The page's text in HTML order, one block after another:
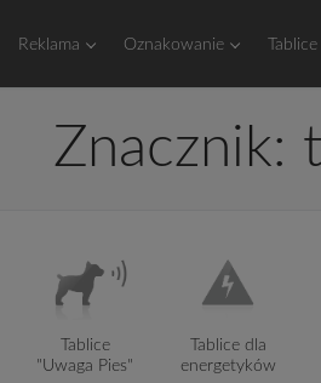
Reklama Oznakowanie
Znacznik:
Tablice
"Uwaga Pies"
Tablice dla
energetyków